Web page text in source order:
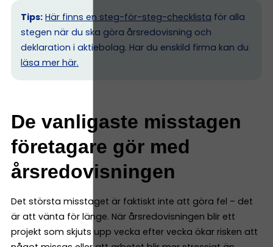
Tips: Här finns en steg-för-steg-checklista för alla
stegen när du ska göra årsredovisning och
deklaration i aktiebolag. Har du enskild firma kan du
läsa mer här.
De vanligaste misstagen
företagare gör med
årsredovisningen
Det största misstaget är faktiskt inte att göra fel – det
är att vänta för länge. När årsredovisningen blir ett
projekt som skjuts upp vecka efter vecka ökar risken att